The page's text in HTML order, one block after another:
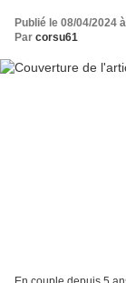
Publié le 08/04/2024
Par corsu61